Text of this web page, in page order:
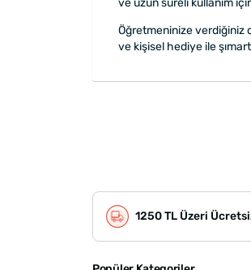
ve uzun süreli kullanım
Öğretmeninize verdiğiniz
ve kişisel hediye ile